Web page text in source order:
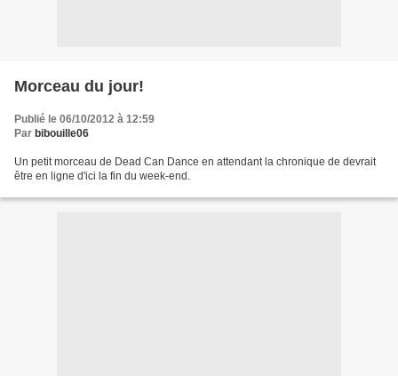
Morceau du jour!
Publié le 06/10/2012 à 12:59
Par bibouille06
Un petit morceau de Dead Can Dance en attendant la chronique de devrait
être en ligne d'ici la fin du week-end.